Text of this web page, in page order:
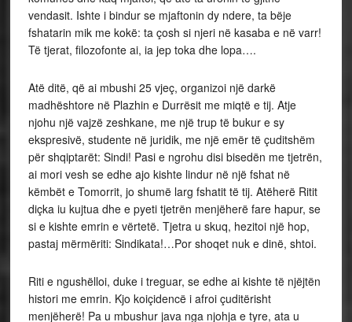
vendasit. Ishte i bindur se mjaftonin dy ndere, ta bëje
fshatarin mik me kokë: ta çosh si njeri në kasaba e në varr!
Të tjerat, filozofonte ai, ia jep toka dhe lopa….
Atë ditë, që ai mbushi 25 vjeç, organizoi një darkë
madhështore në Plazhin e Durrësit me miqtë e tij. Atje
njohu një vajzë zeshkane, me një trup të bukur e sy
ekspresivë, studente në juridik, me një emër të çuditshëm
për shqiptarët: Sindi! Pasi e ngrohu disi bisedën me tjetrën,
ai mori vesh se edhe ajo kishte lindur në një fshat në
këmbët e Tomorrit, jo shumë larg fshatit të tij. Atëherë Ritit
diçka iu kujtua dhe e pyeti tjetrën menjëherë fare hapur, se
si e kishte emrin e vërtetë. Tjetra u skuq, hezitoi një hop,
pastaj mërmëriti: Sindikata!…Por shoqet nuk e dinë, shtoi.
Riti e ngushëlloi, duke i treguar, se edhe ai kishte të njëjtën
histori me emrin. Kjo koiçidencë i afroi çuditërisht
menjëherë! Pa u mbushur java nga njohja e tyre, ata u